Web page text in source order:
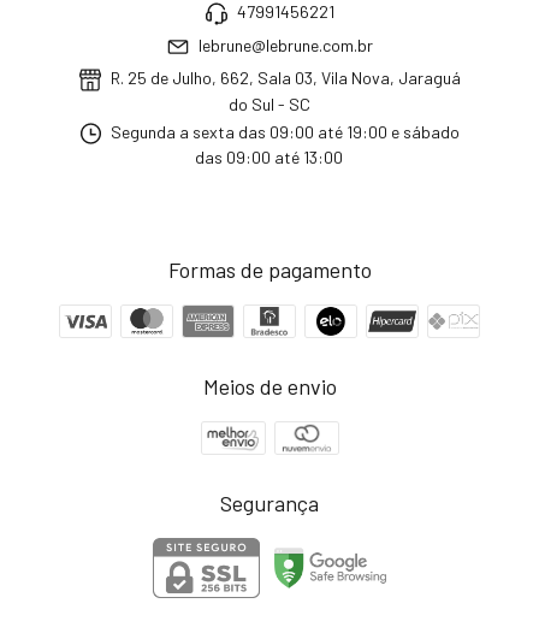
47991456221
lebrune@lebrune.com.br
R. 25 de Julho, 662, Sala 03, Vila Nova, Jaraguá
do Sul - SC
Segunda a sexta das 09:00 até 19:00 e sábado
das 09:00 até 13:00
Formas de pagamento
Meios de envio
Segurança